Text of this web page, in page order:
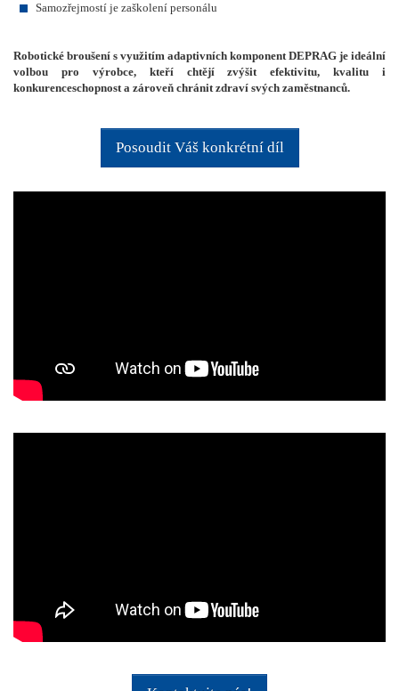
Samozřejmostí je zaškolení personálu
Robotické broušení s využitím adaptivních komponent DEPRAG je ideální
volbou pro výrobce, kteří chtějí zvýšit efektivitu, kvalitu i
konkurenceschopnost a zároveň chránit zdraví svých zaměstnanců.
Posoudit Váš konkrétní díl